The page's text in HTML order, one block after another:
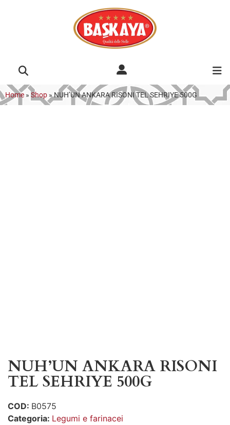
Home » Shop »NUH’UN ANKARA RISONI TEL SEHRIYE 500G
NUH’UN ANKARA RISONI
TEL SEHRIYE 500G
COD: B0575
Categoria: Legumi e farinacei